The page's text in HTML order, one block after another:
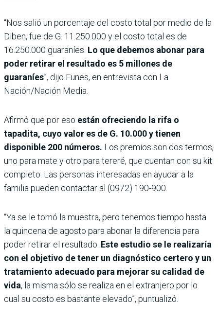
“Nos salió un porcentaje del costo total por medio de la
Diben, fue de G. 11.250.000 y el costo total es de
16.250.000 guaraníes. Lo que debemos abonar para
poder retirar el resultado es 5 millones de
guaraníes”, dijo Funes, en entrevista con La
Nación/Nación Media.
Afirmó que por eso están ofreciendo la rifa o
tapadita, cuyo valor es de G. 10.000 y tienen
disponible 200 números. Los premios son dos termos,
uno para mate y otro para tereré, que cuentan con su kit
completo. Las personas interesadas en ayudar a la
familia pueden contactar al (0972) 190-900.
“Ya se le tomó la muestra, pero tenemos tiempo hasta
la quincena de agosto para abonar la diferencia para
poder retirar el resultado. Este estudio se le realizaría
con el objetivo de tener un diagnóstico certero y un
tratamiento adecuado para mejorar su calidad de
vida, la misma sólo se realiza en el extranjero por lo
cual su costo es bastante elevado”, puntualizó.